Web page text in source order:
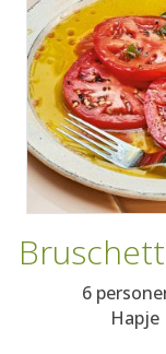
6
Hapje